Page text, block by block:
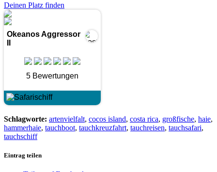
Deinen Platz finden
Okeanos Aggressor
5 Bewertungen
Schlagworte: artenvielfalt, cocos island, costa rica, großfische, haie,
hammerhaie, tauchboot, tauchkreuzfahrt, tauchreisen, tauchsafari,
tauchschiff
Eintrag teilen